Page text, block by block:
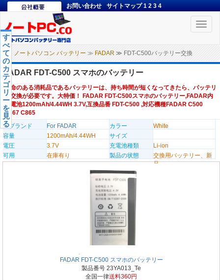
お問い合わせ サイトマップ 1 2 3 4
Toggle
ノートパソコン バッテリー ≫ FADAR ≫ FDT-C500バッテリー交換
す
べ
て
の
カ
テ
ゴ
リ
ー
を
見
る
FADAR FDT-C500 スマホのバッテリー
寿命のある消耗品であるバッテリーは、持ち時間が短くなってきたら、バッテリ
ー交換が必要です。大特価！ FADAR FDT-C500スマホのバッテリー,FADAR内
蔵電池1200mAh/4.44WH 3.7V,互換品番 FDT-C500 ,対応機種FADAR C500
C867 C865
のブランド
For FADAR カラー
White
容量
1200mAh/4.44WH
サイズ
電圧
3.7V 充電池種類
Li-ion
可用
在庫有り 製品の状態
交換用バッテリー、新
品
FADAR FDT-C500 スマホのバッテリー
製品番号 23YA013_Te
全国一律送料360円